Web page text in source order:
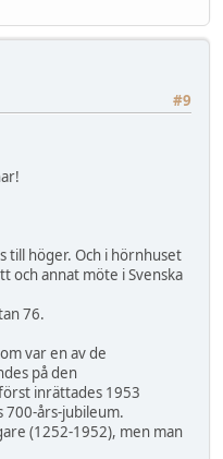
#9
till höger. Och i hörnhuset
och annat möte i Svenska
76.
var en av de
på den
inrättades 1953
700-års-jubileum.
(1252-1952), men man